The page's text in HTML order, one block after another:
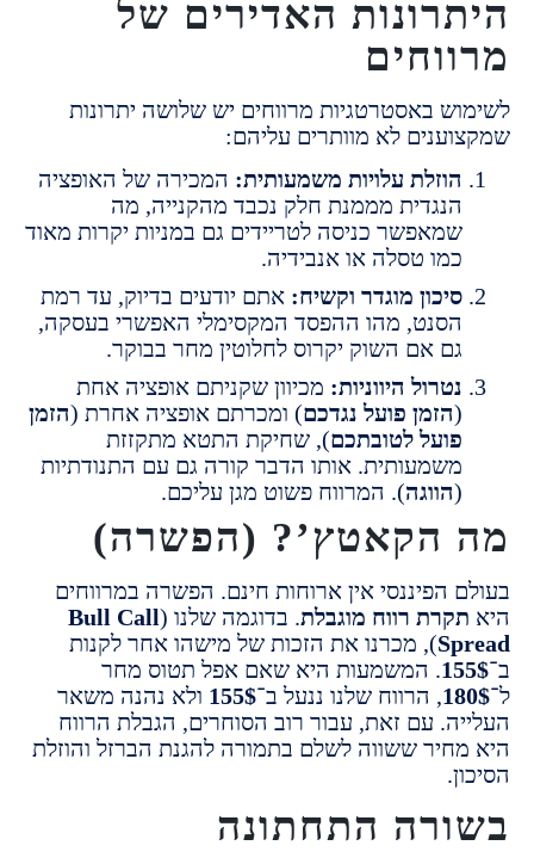
האדירים של
באסטרטגיות מרווחים יש שלושה יתרונות
לא מוותרים עליהם:
הוזלת עלויות משמעותית:המכירה של האופציה
הנגדית מממנת חלק נכבד מהקנייה, מה
שמאפשר כניסה לטריידים גם במניות יקרות מאוד
כמו טסלה או אנבידיה.
סיכון מוגדר וקשיח:אתם יודעים בדיוק, עד רמת
הסנט, מהו ההפסד המקסימלי האפשרי בעסקה,
גם אם השוק יקרוס לחלוטין מחר בבוקר.
נטרול היווניות: מכיוון שקניתם אופציה אחת
הזמן פועל נגדכם) ומכרתם אופציה אחרת ( הזמן
פועל לטובתכם), שחיקת התטא מתקזזת
משמעותית. אותו הדבר קורה גם עם התנודתיות
). המרווח פשוט מגן עליכם.
הקאטץ’? (הפשרה)
הפיננסי אין ארוחות חינם. הפשרה במרווחים
רווח מוגבלת . בדוגמה שלנו (Bull Call
), מכרנו את הזכות של מישהו אחר לקנות
. המשמעות היא שאם אפל תטוס מחר
, הרווח שלנו ננעל ב־ 155$ ולא נהנה משאר
עם זאת, עבור רוב הסוחרים, הגבלת הרווח
ששווה לשלם בתמורה להגנת הברזל והוזלת
התחתונה